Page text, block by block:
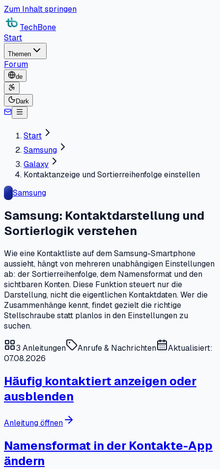
Zum Inhalt springen
TechBone
Start
Themen
Forum
de
Dark
Start
Samsung
Galaxy
Kontaktanzeige und Sortierreihenfolge einstellen
Samsung
Samsung: Kontaktdarstellung und
Sortierlogik verstehen
Wie eine Kontaktliste auf dem Samsung-Smartphone
aussieht, hängt von mehreren unabhängigen Einstellungen
ab: der Sortierreihenfolge, dem Namensformat und den
sichtbaren Konten. Diese Funktion steuert nur die
Darstellung, nicht die eigentlichen Kontaktdaten. Wer die
Zusammenhänge kennt, findet gezielt die richtige
Stellschraube statt planlos in den Einstellungen zu
suchen.
3 Anleitungen Anrufe & Nachrichten
Aktualisiert:
07.08.2026
Häufig kontaktiert anzeigen oder
ausblenden
Anleitung öffnen
Namensformat in der Kontakte-App
ändern